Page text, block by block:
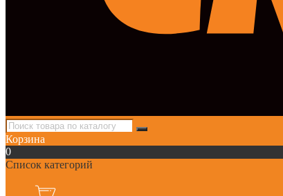
Корзина
0
Список категорий